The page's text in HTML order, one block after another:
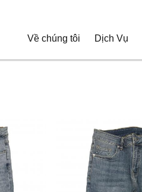
Về chúng tôi Dịch Vụ